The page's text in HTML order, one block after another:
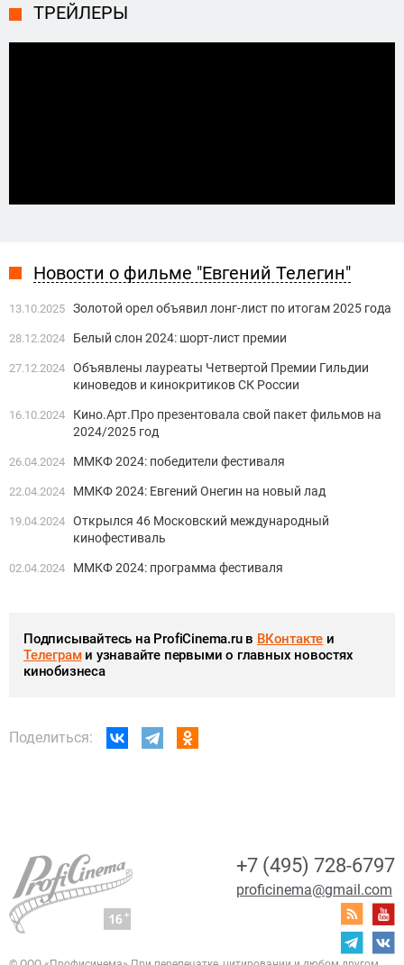
ТРЕЙЛЕРЫ
Новости о фильме "Евгений Телегин"
13.10.2025 Золотой орел объявил лонг-лист по итогам 2025 года
28.12.2024 Белый слон 2024: шорт-лист премии
27.12.2024 Объявлены лауреаты Четвертой Премии Гильдии
киноведов и кинокритиков СК России
16.10.2024
Кино.Арт.Про презентовала свой пакет фильмов на
2024/2025 год
26.04.2024 ММКФ 2024: победители фестиваля
22.04.2024 ММКФ 2024: Евгений Онегин на новый лад
19.04.2024 Открылся 46 Московский международный
кинофестиваль
02.04.2024 ММКФ 2024: программа фестиваля
Подписывайтесь на ProfiCinema.ru в ВКонтакте и
Телеграми узнавайте первыми о главных новостях
кинобизнеса
Поделиться:
+7 (495) 728-6797
proficinema@gmail.com